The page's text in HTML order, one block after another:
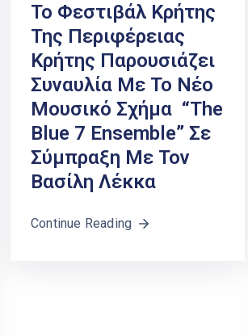
Το Φεστιβάλ Κρήτης
Της Περιφέρειας
Κρήτης Παρουσιάζει
Συναυλία Με Το Νέο
Μουσικό Σχήμα “The
Blue 7 Ensemble” Σε
Σύμπραξη Με Τον
Βασίλη Λέκκα
Continue Reading